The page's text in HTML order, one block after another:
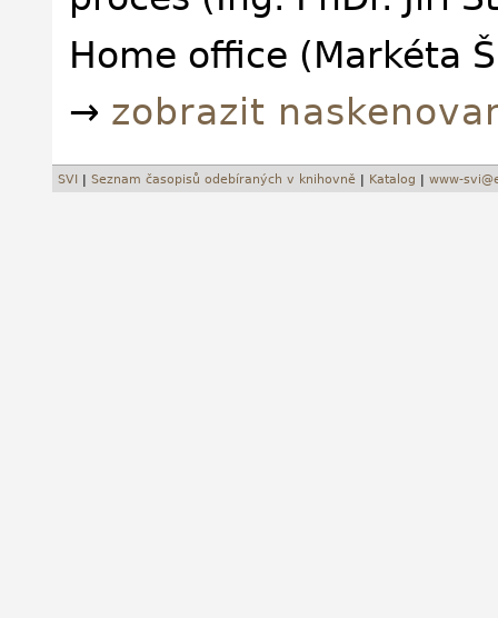
Home office (Markéta
→ zobrazit
SVI| Seznam časopisů odebíraných v knihovně| Katalog | www-